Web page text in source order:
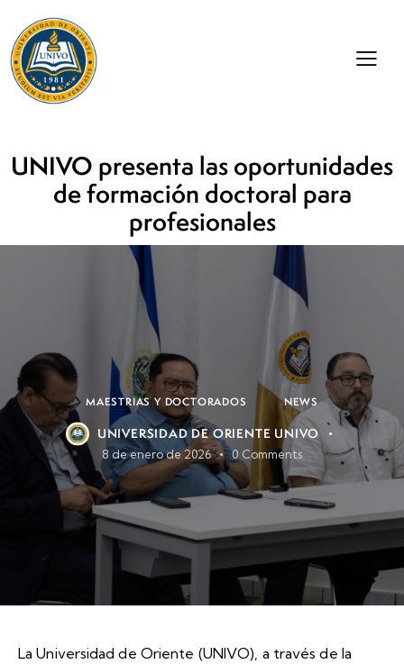
UNIVO presenta las oportunidades
de formación doctoral para
profesionales
MAESTRIAS Y DOCTORADOS NEWS
UNIVERSIDAD DE ORIENTE UNIVO
8 de enero de 2026 0 Comments
La Universidad de Oriente (UNIVO), a través de la